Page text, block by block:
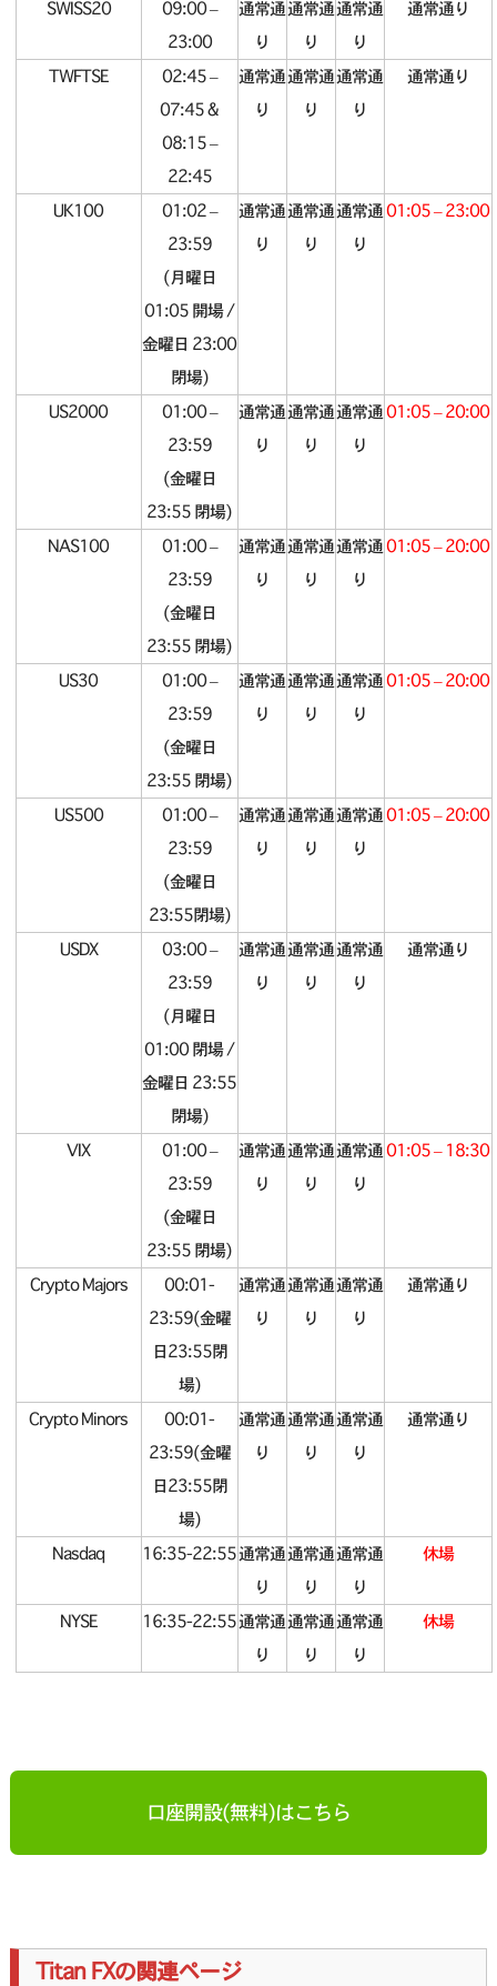
SWISS20
09:00 –
23:00
通常通
り
通常通
り
通常通
り
通常通り
TWFTSE
02:45 –
07:45 &
08:15 –
22:45
通常通
り
通常通
り
通常通
り
通常通り
UK100
01:02 –
23:59
(月曜日
01:05 開場 /
金曜日 23:00
閉場)
通常通
り
通常通
り
通常通
り
01:05 – 23:00
US2000
01:00 –
23:59
(金曜日
23:55 閉場)
通常通
り
通常通
り
通常通
り
01:05 – 20:00
NAS100
01:00 –
23:59
(金曜日
23:55 閉場)
通常通
り
通常通
り
通常通
り
01:05 – 20:00
US30
01:00 –
23:59
(金曜日
23:55 閉場)
通常通
り
通常通
り
通常通
り
01:05 – 20:00
US500
01:00 –
23:59
(金曜日
23:55閉場)
通常通
り
通常通
り
通常通
り
01:05 – 20:00
USDX
03:00 –
23:59
(月曜日
01:00 閉場 /
金曜日 23:55
閉場)
通常通
り
通常通
り
通常通
り
通常通り
VIX
01:00 –
23:59
(金曜日
23:55 閉場)
通常通
り
通常通
り
通常通
り
01:05 – 18:30
Crypto Majors
00:01-
23:59(金曜
日23:55閉
場)
通常通
り
通常通
り
通常通
り
通常通り
Crypto Minors
00:01-
23:59(金曜
日23:55閉
場)
通常通
り
通常通
り
通常通
り
通常通り
Nasdaq 16:35-22:55通常通
り
通常通
り
通常通
り
休場
NYSE 16:35-22:55通常通
り
通常通
り
通常通
り
休場
口座開設(無料)はこちら
Titan FXの関連ページ